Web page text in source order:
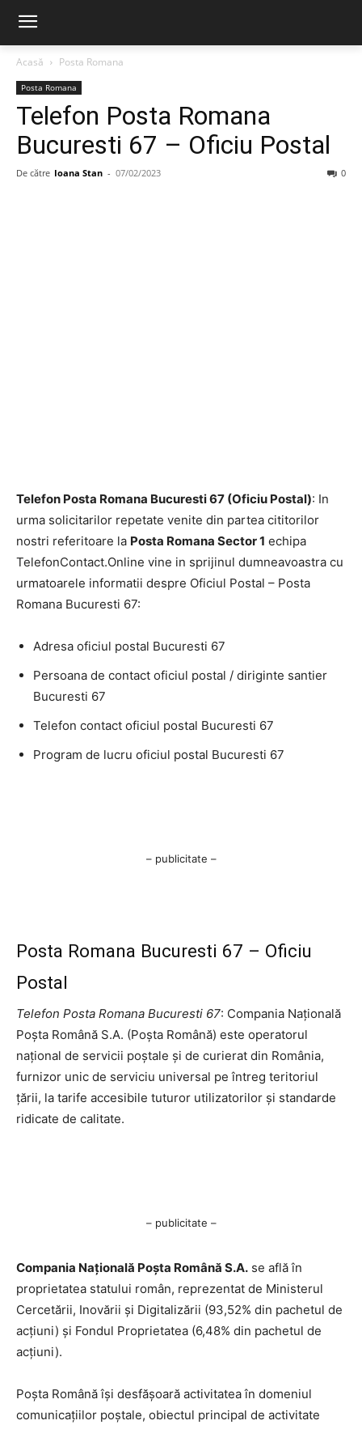
Acasă Posta Romana
Posta Romana
Telefon Posta Romana
Bucuresti 67 – Oficiu Postal
De către Ioana Stan - 07/02/2023 0
Telefon Posta Romana Bucuresti 67 (Oficiu Postal): In
urma solicitarilor repetate venite din partea cititorilor
nostri referitoare la Posta Romana Sector 1 echipa
TelefonContact.Online vine in sprijinul dumneavoastra cu
urmatoarele informatii despre Oficiul Postal – Posta
Romana Bucuresti 67:
Adresa oficiul postal Bucuresti 67
Persoana de contact oficiul postal / diriginte santier
Bucuresti 67
Telefon contact oficiul postal Bucuresti 67
Program de lucru oficiul postal Bucuresti 67
– publicitate –
Posta Romana Bucuresti 67 – Oficiu
Postal
Telefon Posta Romana Bucuresti 67: Compania Națională
Poșta Română S.A. (Poșta Română) este operatorul
național de servicii poștale și de curierat din România,
furnizor unic de serviciu universal pe întreg teritoriul
țării, la tarife accesibile tuturor utilizatorilor și standarde
ridicate de calitate.
– publicitate –
Compania Națională Poşta Română S.A. se află în
proprietatea statului român, reprezentat de Ministerul
Cercetării, Inovării şi Digitalizării (93,52% din pachetul de
acţiuni) şi Fondul Proprietatea (6,48% din pachetul de
acţiuni).
Poşta Română îşi desfăşoară activitatea în domeniul
comunicaţiilor poştale, obiectul principal de activitate